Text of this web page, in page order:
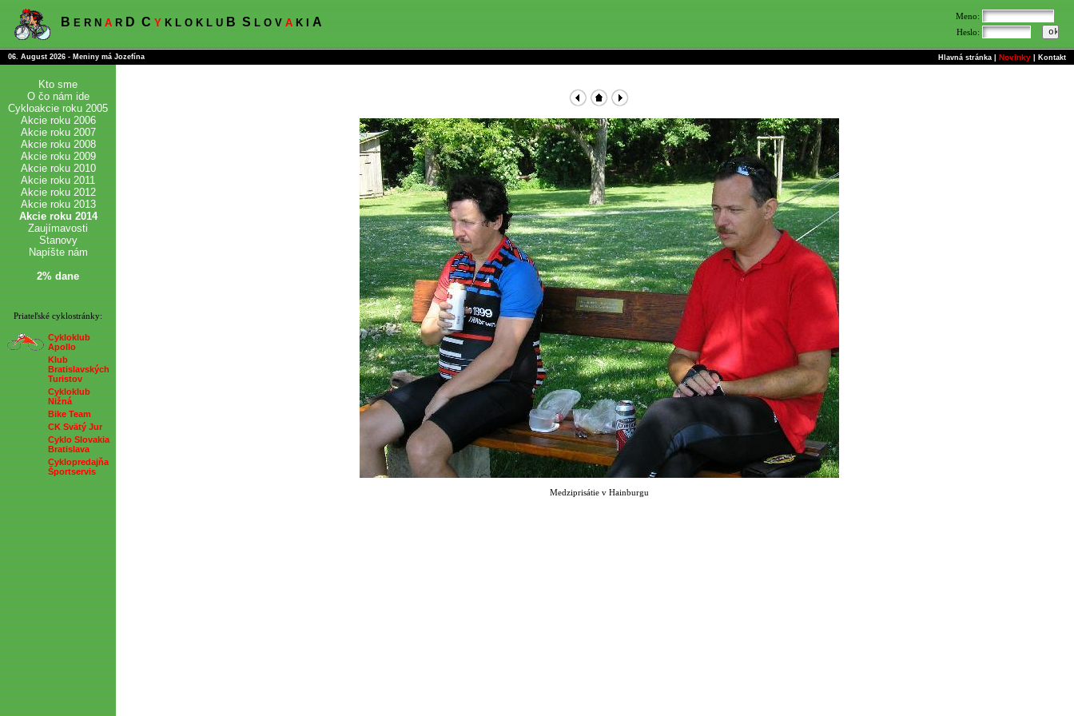
B E R N A R D C Y K L O K L U B S L O V A K I A
Meno:
Heslo:
06. August 2026 - Meniny má Jozefína Hlavná stránka Novinky Kontakt
Kto sme
O čo nám ide
Cykloakcie roku 2005
Akcie roku 2006
Akcie roku 2007
Akcie roku 2008
Akcie roku 2009
Akcie roku 2010
Akcie roku 2011
Akcie roku 2012
Akcie roku 2013
Akcie roku 2014
Zaujímavosti
Stanovy
Napíšte nám
2% dane
Priateľské cyklostránky:
Cykloklub
Apollo
Klub
Bratislavských
Turistov
Cykloklub
Nižná
Bike Team
CK Svätý Jur
Cyklo Slovakia
Bratislava
Cyklopredajňa
Športservis
Medziprisátie v Hainburgu